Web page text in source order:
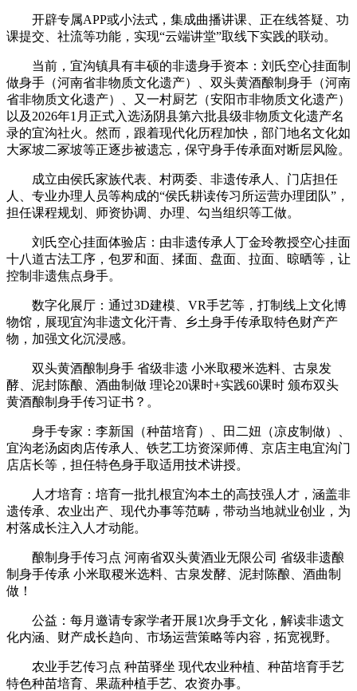
开辟专属APP或小法式，集成曲播讲课、正在线答疑、功
课提交、社流等功能，实现“云端讲堂”取线下实践的联动。
当前，宜沟镇具有丰硕的非遗身手资本：刘氏空心挂面制
做身手（河南省非物质文化遗产）、双头黄酒酿制身手（河南
省非物质文化遗产）、又一村厨艺（安阳市非物质文化遗产）
以及2026年1月正式入选汤阴县第六批县级非物质文化遗产名
录的宜沟社火。然而，跟着现代化历程加快，部门地名文化如
大冢坡二冢坡等正逐步被遗忘，保守身手传承面对断层风险。
成立由侯氏家族代表、村两委、非遗传承人、门店担任
人、专业办理人员等构成的“侯氏耕读传习所运营办理团队”，
担任课程规划、师资协调、办理、勾当组织等工做。
刘氏空心挂面体验店：由非遗传承人丁金玲教授空心挂面
十八道古法工序，包罗和面、揉面、盘面、拉面、晾晒等，让
控制非遗焦点身手。
‌数字化展厅‌：通过3D建模、VR手艺等，打制线上文化博
物馆，展现宜沟非遗文化汗青、乡土身手传承取特色财产产
物，加强文化沉浸感。
双头黄酒酿制身手 省级非遗 小米取稷米选料、古泉发
酵、泥封陈酿、酒曲制做 理论20课时+实践60课时 颁布双头
黄酒酿制身手传习证书？。
‌身手专家‌：李新国（种苗培育）、田二妞（凉皮制做）、
宜沟老汤卤肉店传承人、铁艺工坊资深师傅、京店主电宜沟门
店店长等，担任特色身手取适用技术讲授。
‌人才培育‌：培育一批扎根宜沟本土的高技强人才，涵盖非
遗传承、农业出产、现代办事等范畴，带动当地就业创业，为
村落成长注入人才动能。
酿制身手传习点 河南省双头黄酒业无限公司 省级非遗酿
制身手传承 小米取稷米选料、古泉发酵、泥封陈酿、酒曲制
做！
公益：每月邀请专家学者开展1次身手文化，解读非遗文
化内涵、财产成长趋向、市场运营策略等内容，拓宽视野。
农业手艺传习点 种苗驿坐 现代农业种植、种苗培育手艺
特色种苗培育、果蔬种植手艺、农资办事。